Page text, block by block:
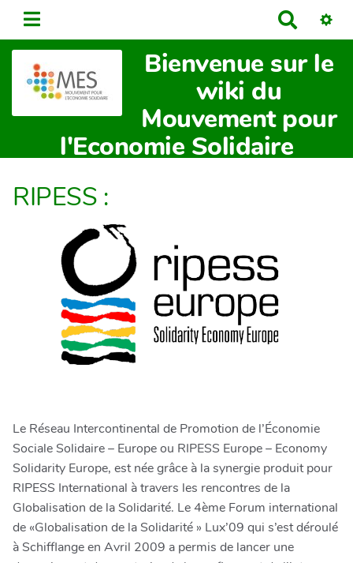
e
c
h
r
c
Bienvenue sur le
wiki du
Mouvement pour
l'Economie Solidaire
RIPESS :
Le Réseau Intercontinental de Promotion de l’Économie
Sociale Solidaire – Europe ou RIPESS Europe – Economy
Solidarity Europe, est née grâce à la synergie produit pour
RIPESS International à travers les rencontres de la
Globalisation de la Solidarité. Le 4ème Forum international
de «Globalisation de la Solidarité » Lux’09 qui s’est déroulé
à Schifflange en Avril 2009 a permis de lancer une